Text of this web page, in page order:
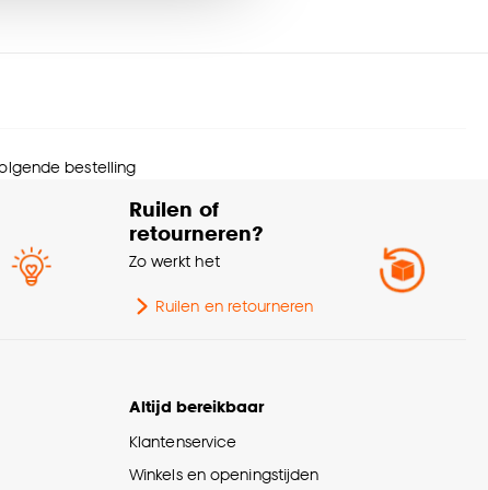
kenmerken FSC (Duurzaam hout)
gram per m2 205 G/m2
Lijm met Perfax Pink
bestelling
Ruilen of
retourneren?
Zo werkt het
Ruilen en retourneren
Altijd bereikbaar
Klantenservice
Winkels en openingstijden